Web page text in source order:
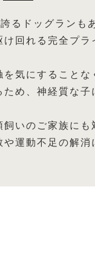
るドッグランも
回れる完全プラ
気にすることな
め、神経質な子
いのご家族にも
運動不足の解消